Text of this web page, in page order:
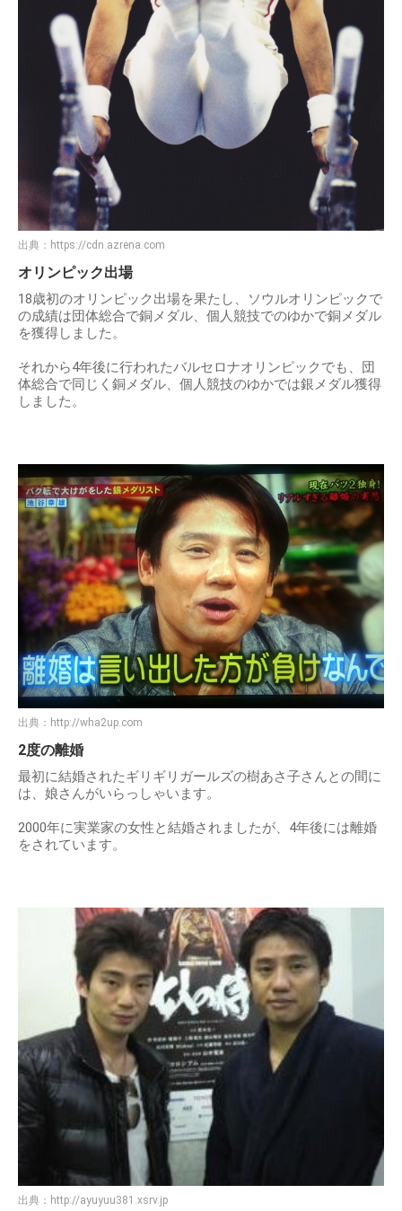
出典： https://cdn.azrena.com
オリンピック出場
18歳初のオリンピック出場を果たし、ソウルオリンピックで
の成績は団体総合で銅メダル、個人競技でのゆかで銅メダル
を獲得しました。
それから4年後に行われたバルセロナオリンピックでも、団
体総合で同じく銅メダル、個人競技のゆかでは銀メダル獲得
しました。
出典： http://wha2up.com
2度の離婚
最初に結婚されたギリギリガールズの樹あさ子さんとの間に
は、娘さんがいらっしゃいます。
2000年に実業家の女性と結婚されましたが、4年後には離婚
をされています。
出典： http://ayuyuu381.xsrv.jp